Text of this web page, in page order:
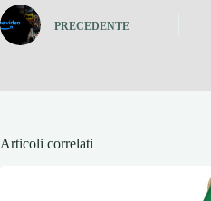
PRECEDENTE
Articoli correlati